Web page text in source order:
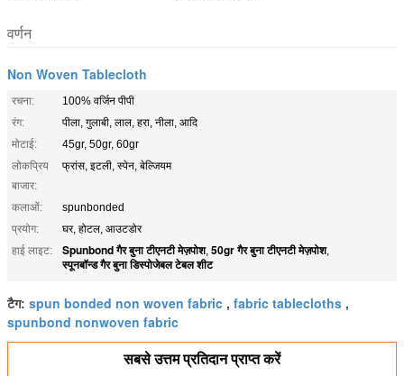
वर्णन
Non Woven Tablecloth
रचना:
100% वर्जिन पीपी
रंग:
पीला, गुलाबी, लाल, हरा, नीला, आदि
मोटाई:
45gr, 50gr, 60gr
लोकप्रिय
बाजार:
फ्रांस, इटली, स्पेन, बेल्जियम
कलाओं:
spunbonded
प्रयोग:
घर, होटल, आउटडोर
हाई लाइट:
Spunbond गैर बुना टीएनटी मेज़पोश, 50gr गैर बुना टीएनटी मेज़पोश,
स्पूनबॉन्ड गैर बुना डिस्पोजेबल टेबल शीट
टैग: spun bonded non woven fabric , fabric tablecloths ,
spunbond nonwoven fabric
सबसे उत्तम प्रतिदान प्राप्त करें